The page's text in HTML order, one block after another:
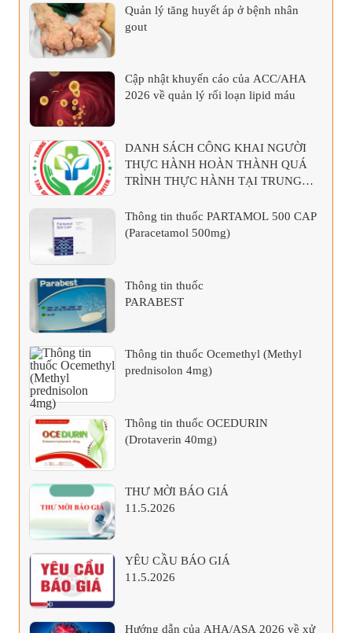
Quản lý tăng huyết áp ở bệnh nhân
gout
Cập nhật khuyến cáo của ACC/AHA
2026 về quản lý rối loạn lipid máu
DANH SÁCH CÔNG KHAI NGƯỜI
THỰC HÀNH HOÀN THÀNH QUÁ
TRÌNH THỰC HÀNH TẠI TRUNG
Thông tin thuốc PARTAMOL 500 CAP
(Paracetamol 500mg)
Thông tin thuốc
PARABEST
Thông tin thuốc Ocemethyl (Methyl
prednisolon 4mg)
Thông tin thuốc OCEDURIN
(Drotaverin 40mg)
THƯ MỜI BÁO GIÁ
11.5.2026
YÊU CẦU BÁO GIÁ
11.5.2026
Hướng dẫn của AHA/ASA 2026 về xử